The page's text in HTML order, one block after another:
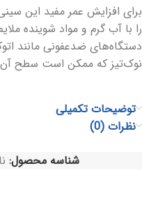
برای افزایش عمر مفید این
را با آب گرم و مواد شوینده
دستگاه‌های ضدعفونی مانند
نوک‌تیز که ممکن است سطح آن
توضیحات تکمیلی
نظرات (0)
شناسه محصول: